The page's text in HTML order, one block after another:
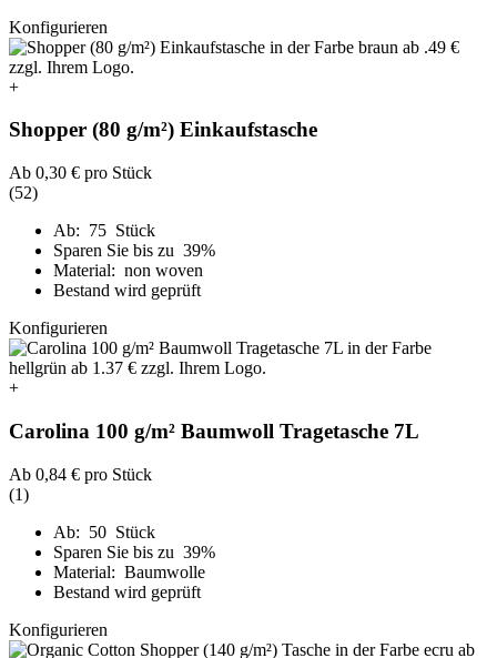
Konfigurieren
+
Shopper (80 g/m²) Einkaufstasche
Ab 0,30 € pro Stück
(52)
Ab: 75 Stück
Sparen Sie bis zu 39%
Material: non woven
Bestand wird geprüft
Konfigurieren
+
Carolina 100 g/m² Baumwoll Tragetasche 7L
Ab 0,84 € pro Stück
(1)
Ab: 50 Stück
Sparen Sie bis zu 39%
Material: Baumwolle
Bestand wird geprüft
Konfigurieren